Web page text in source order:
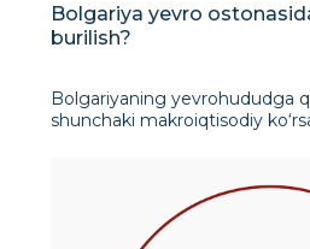
Bolgariya yevro
burilish?
Bolgariyaning yevrohududga
shunchaki makroiqtisodiy